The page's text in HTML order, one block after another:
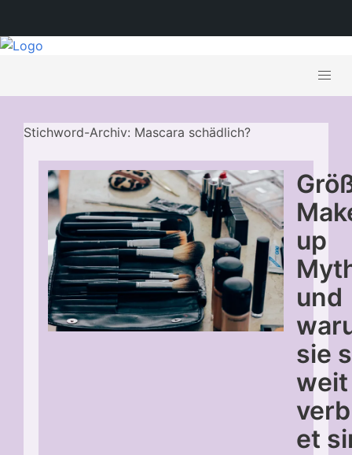
Stichword-Archiv: Mascara schädlich?
up
und
sie
weit
et